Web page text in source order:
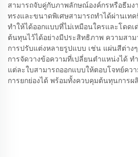
สามารถจับคู่กับภาพลักษณ์องค์กรหรือธีมง
ทรงและขนาดพิเศษสามารถทำได้ผ่านเท
ทำให้ได้ออกแบบที่ไม่เหมือนใครและโดด
ต้นทุนไว้ได้อย่างมีประสิทธิภาพ ความสาม
การปรับแต่งหลายรูปแบบ เช่น แผ่นสีต่าง
การจัดวางข้อความที่เปลี่ยนตำแหน่งได้ ท
แต่ละใบสามารถออกแบบให้ตอบโจทย์คว
การยกย่องได้ พร้อมทั้งควบคุมต้นทุนการผ